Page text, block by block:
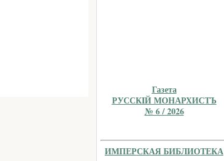
Газета
РУССКIЙ МОНАРХИСТЪ
№ 6 / 2026
ИМПЕРСКАЯ БИБЛИОТЕКА